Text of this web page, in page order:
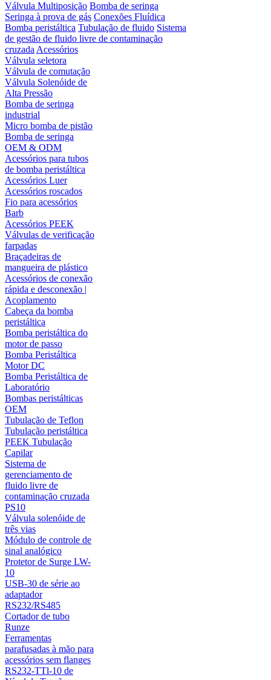
Válvula Multiposição Bomba de seringa
Seringa à prova de gás Conexões Fluídica
Bomba peristáltica Tubulação de fluido Sistema
de gestão de fluido livre de contaminação
cruzada Acessórios
Válvula seletora
Válvula de comutação
Válvula Solenóide de
Alta Pressão
Bomba de seringa
industrial
Micro bomba de pistão
Bomba de seringa
OEM & ODM
Acessórios para tubos
de bomba peristáltica
Acessórios Luer
Acessórios roscados
Fio para acessórios
Barb
Acessórios PEEK
Válvulas de verificação
farpadas
Braçadeiras de
mangueira de plástico
Acessórios de conexão
rápida e desconexão |
Acoplamento
Cabeça da bomba
peristáltica
Bomba peristáltica do
motor de passo
Bomba Peristáltica
Motor DC
Bomba Peristáltica de
Laboratório
Bombas peristálticas
OEM
Tubulação de Teflon
Tubulação peristáltica
PEEK Tubulação
Capilar
Sistema de
gerenciamento de
fluido livre de
contaminação cruzada
PS10
Válvula solenóide de
três vias
Módulo de controle de
sinal analógico
Protetor de Surge LW-
10
USB-30 de série ao
adaptador
RS232/RS485
Cortador de tubo
Runze
Ferramentas
parafusadas à mão para
acessórios sem flanges
RS232-TTl-10 de